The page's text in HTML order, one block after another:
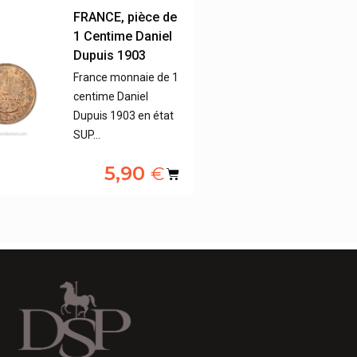
FRANCE, pièce de
1 Centime Daniel
Dupuis 1903
France monnaie de 1
centime Daniel
Dupuis 1903 en état
SUP…
5,90 €